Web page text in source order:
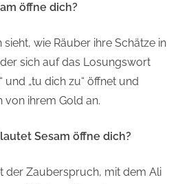
öffne dich?
sieht, wie Räuber ihre Schätze in
sich auf das Losungswort
und „tu dich zu“ öffnet und
von ihrem Gold an.
Sesam öffne dich?
der Zauberspruch, mit dem Ali